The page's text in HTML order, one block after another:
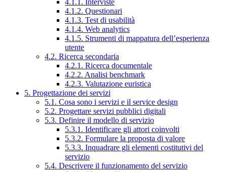
4.1.1. Interviste
4.1.2. Questionari
4.1.3. Test di usabilità
4.1.4. Web analytics
4.1.5. Strumenti di mappatura dell’esperienza
utente
4.2. Ricerca secondaria
4.2.1. Ricerca documentale
4.2.2. Analisi benchmark
4.2.3. Valutazione euristica
5. Progettazione dei servizi
5.1. Cosa sono i servizi e il service design
5.2. Progettare servizi pubblici digitali
5.3. Definire il modello di servizio
5.3.1. Identificare gli attori coinvolti
5.3.2. Formulare la proposta di valore
5.3.3. Inquadrare gli elementi costitutivi del
servizio
5.4. Descrivere il funzionamento del servizio